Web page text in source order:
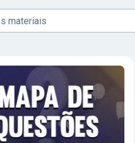
materiais